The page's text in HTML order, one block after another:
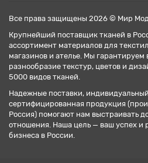
Все права защищены 2026 © Мир
Крупнейший поставщик тканей в
ассортимент материалов для
магазинов и ателье. Мы гарантируем
разнообразие текстур, цветов и
5000 видов тканей.
Надежные поставки,
сертифицированная продукция
Россия) помогают нам выстраивать
отношения. Наша цель — ваш успех и
бизнеса в России.